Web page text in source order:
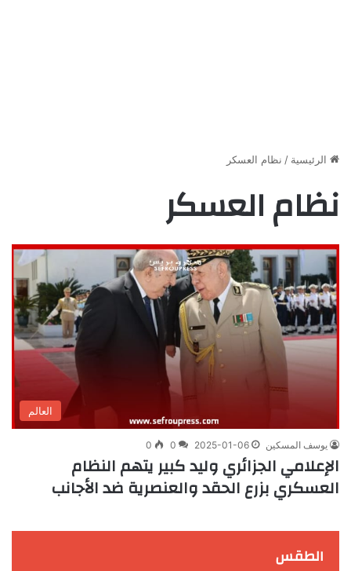
الرئيسية / نظام العسكر
نظام العسكر
العالم
يوسف المسكين 2025-01-06
0
0
الإعلامي الجزائري وليد كبير يتهم النظام
العسكري بزرع الحقد والعنصرية ضد الأجانب
الطقس